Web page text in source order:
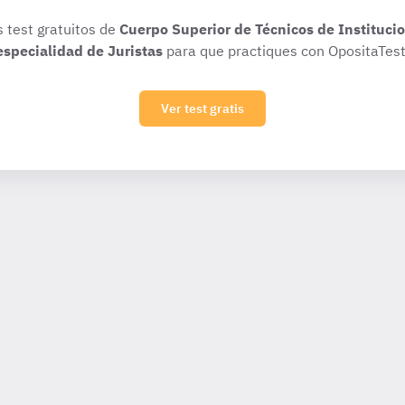
test gratuitos de Cuerpo Superior de Técnicos de
de Juristas para que practiques con
Ver test gratis